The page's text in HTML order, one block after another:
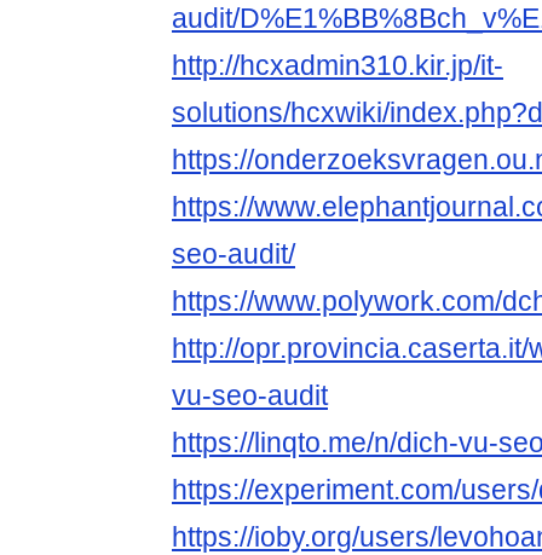
audit/
http://hcxadmin310.kir.jp/it-
solutions/hcxwiki/
https://
https://
seo-audit/
https://www.polywork.com/
http://
vu-seo-audit
https://linqto.me/n/dich-vu-
https://experiment.com/
https://ioby.org/users/